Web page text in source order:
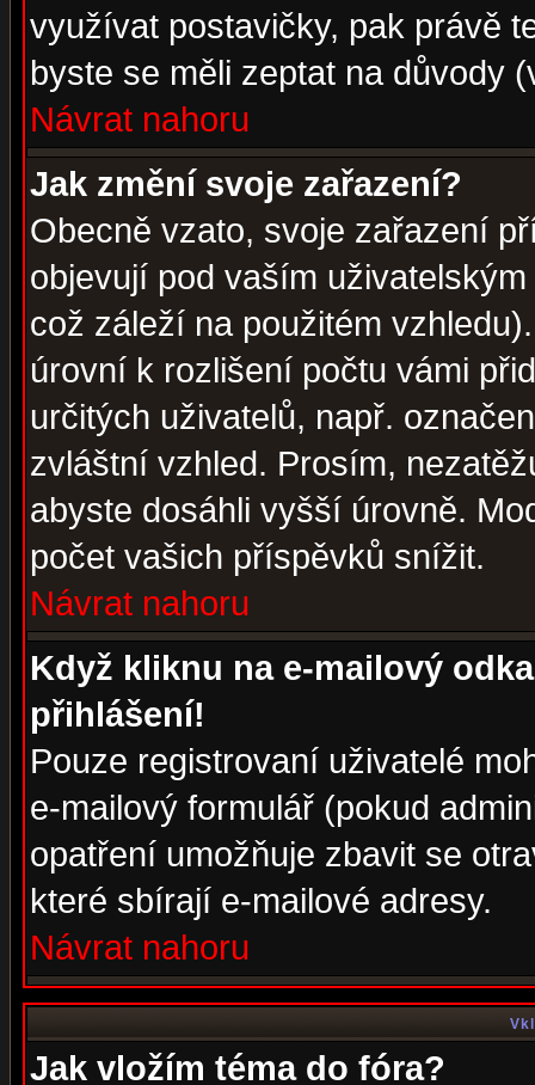
využívat postavičky, pak právě
byste se měli zeptat na důvody
Návrat nahoru
Jak změní svoje zařazení?
Obecně vzato, svoje zařazení
objevují pod vaším
což záleží na použitém
úrovní k rozlišení počtu vámi
určitých uživatelů, např.
zvláštní vzhled. Prosím,
abyste dosáhli vyšší úrovně.
počet vašich příspěvků snížit.
Návrat nahoru
Když kliknu na e-mailový
přihlášení!
Pouze registrovaní uživatelé
e-mailový formulář (pokud
opatření umožňuje zbavit se
které sbírají e-mailové adresy.
Návrat nahoru
Jak vložím téma do fóra?